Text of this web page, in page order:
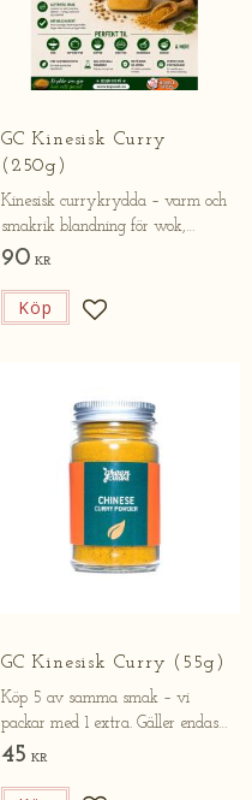
GC Kinesisk Curry
(250g)
Kinesisk currykrydda – varm och
smakrik blandning för wok,
grytor och risrätter.
90 KR
Lägg till i
Köp
GC Kinesisk Curry (55g)
Köp 5 av samma smak – vi
packar med 1 extra. Gäller endast
online.
45 KR